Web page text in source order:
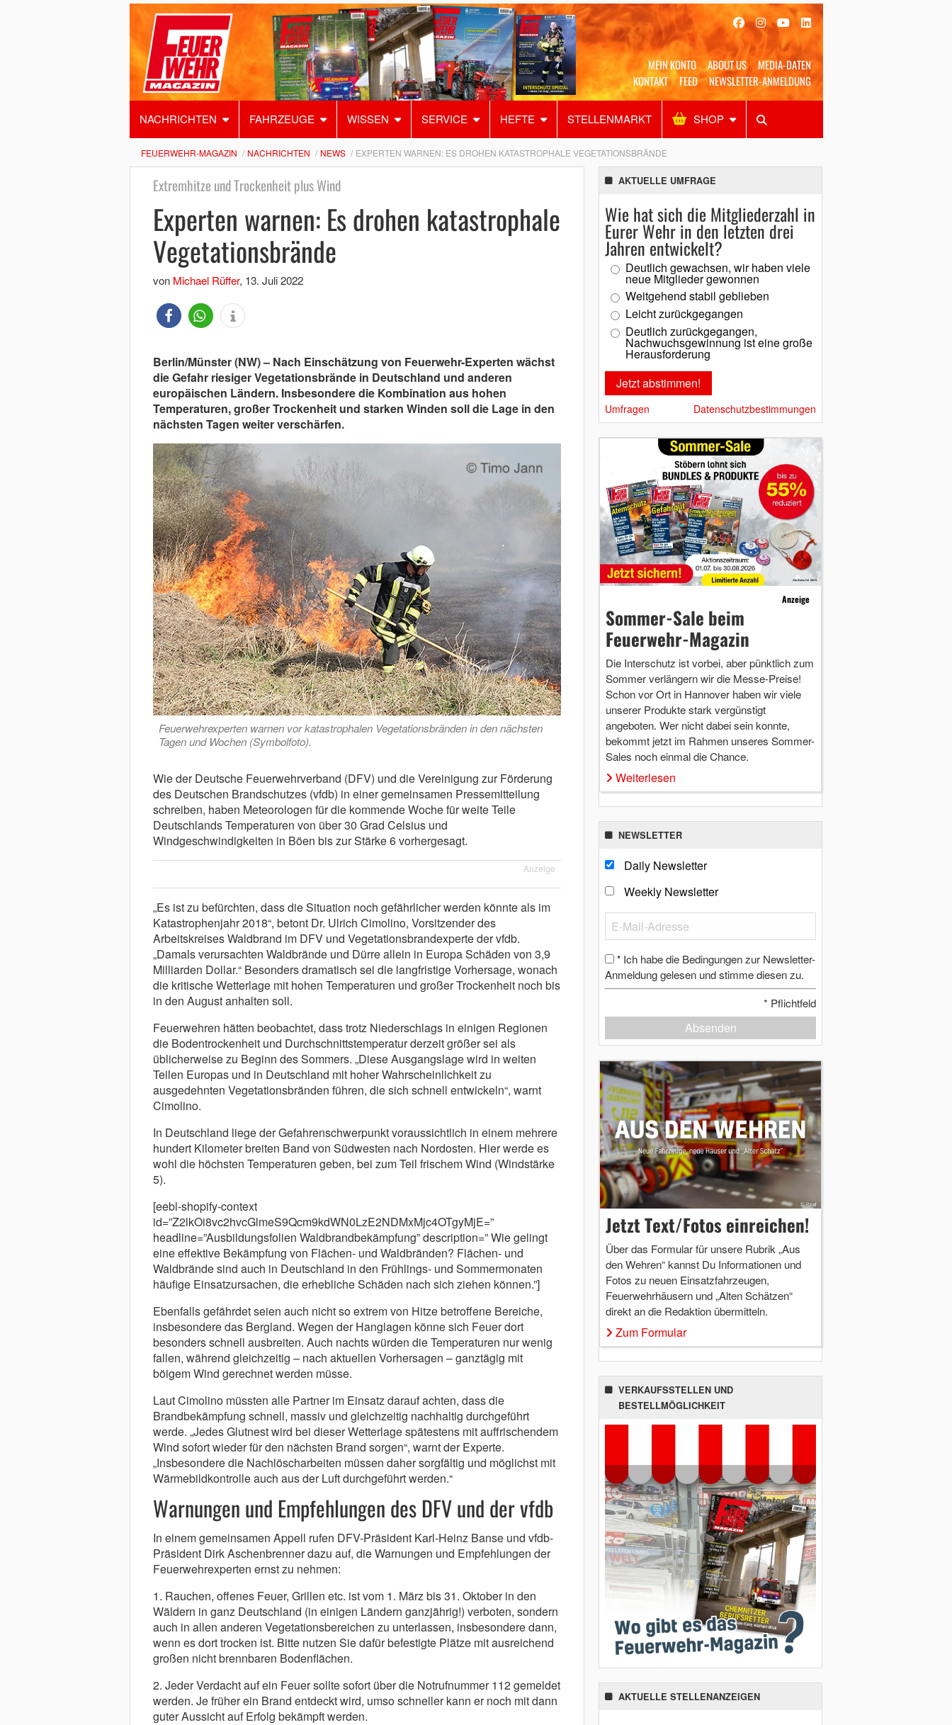
MEIN KONTO ABOUT US
MEDIA-DATEN
KONTAKT
FEED NEWSLETTER-ANMELDUNG
NACHRICHTEN FAHRZEUGE WISSEN SERVICE HEFTE STELLENMARKT SHOP
Alles Shop SUCHEN
FEUERWEHR-MAGAZIN NACHRICHTEN NEWS EXPERTEN WARNEN: ES DROHEN KATASTROPHALE VEGETATIONSBRÄNDE
Extremhitze und Trockenheit plus Wind
Experten warnen: Es drohen katastrophale
Vegetationsbrände
von Michael Rüffer, 13. Juli 2022
Berlin/Münster (NW) – Nach Einschätzung von Feuerwehr-Experten wächst
die Gefahr riesiger Vegetationsbrände in Deutschland und anderen
europäischen Ländern. Insbesondere die Kombination aus hohen
Temperaturen, großer Trockenheit und starken Winden soll die Lage in den
nächsten Tagen weiter verschärfen.
Feuerwehrexperten warnen vor katastrophalen Vegetationsbränden in den nächsten
Tagen und Wochen (Symbolfoto).
Wie der Deutsche Feuerwehrverband (DFV) und die Vereinigung zur Förderung
des Deutschen Brandschutzes (vfdb) in einer gemeinsamen Pressemitteilung
schreiben, haben Meteorologen für die kommende Woche für weite Teile
Deutschlands Temperaturen von über 30 Grad Celsius und
Windgeschwindigkeiten in Böen bis zur Stärke 6 vorhergesagt.
Anzeige
„Es ist zu befürchten, dass die Situation noch gefährlicher werden könnte als im
Katastrophenjahr 2018“, betont Dr. Ulrich Cimolino, Vorsitzender des
Arbeitskreises Waldbrand im DFV und Vegetationsbrandexperte der vfdb.
„Damals verursachten Waldbrände und Dürre allein in Europa Schäden von 3,9
Milliarden Dollar.“ Besonders dramatisch sei die langfristige Vorhersage, wonach
die kritische Wetterlage mit hohen Temperaturen und großer Trockenheit noch bis
in den August anhalten soll.
Feuerwehren hätten beobachtet, dass trotz Niederschlags in einigen Regionen
die Bodentrockenheit und Durchschnittstemperatur derzeit größer sei als
üblicherweise zu Beginn des Sommers. „Diese Ausgangslage wird in weiten
Teilen Europas und in Deutschland mit hoher Wahrscheinlichkeit zu
ausgedehnten Vegetationsbränden führen, die sich schnell entwickeln“, warnt
Cimolino.
In Deutschland liege der Gefahrenschwerpunkt voraussichtlich in einem mehrere
hundert Kilometer breiten Band von Südwesten nach Nordosten. Hier werde es
wohl die höchsten Temperaturen geben, bei zum Teil frischem Wind (Windstärke
5).
[eebl-shopify-context
id=”Z2lkOi8vc2hvcGlmeS9Qcm9kdWN0LzE2NDMxMjc4OTgyMjE=”
headline=”Ausbildungsfolien Waldbrandbekämpfung” description=” Wie gelingt
eine effektive Bekämpfung von Flächen- und Waldbränden? Flächen- und
Waldbrände sind auch in Deutschland in den Frühlings- und Sommermonaten
häufige Einsatzursachen, die erhebliche Schäden nach sich ziehen können.”]
Ebenfalls gefährdet seien auch nicht so extrem von Hitze betroffene Bereiche,
insbesondere das Bergland. Wegen der Hanglagen könne sich Feuer dort
besonders schnell ausbreiten. Auch nachts würden die Temperaturen nur wenig
fallen, während gleichzeitig – nach aktuellen Vorhersagen – ganztägig mit
böigem Wind gerechnet werden müsse.
Laut Cimolino müssten alle Partner im Einsatz darauf achten, dass die
Brandbekämpfung schnell, massiv und gleichzeitig nachhaltig durchgeführt
werde. „Jedes Glutnest wird bei dieser Wetterlage spätestens mit auffrischendem
Wind sofort wieder für den nächsten Brand sorgen“, warnt der Experte.
„Insbesondere die Nachlöscharbeiten müssen daher sorgfältig und möglichst mit
Wärmebildkontrolle auch aus der Luft durchgeführt werden.“
Warnungen und Empfehlungen des DFV und der vfdb
In einem gemeinsamen Appell rufen DFV-Präsident Karl-Heinz Banse und vfdb-
Präsident Dirk Aschenbrenner dazu auf, die Warnungen und Empfehlungen der
Feuerwehrexperten ernst zu nehmen:
1. Rauchen, offenes Feuer, Grillen etc. ist vom 1. März bis 31. Oktober in den
Wäldern in ganz Deutschland (in einigen Ländern ganzjährig!) verboten, sondern
auch in allen anderen Vegetationsbereichen zu unterlassen, insbesondere dann,
wenn es dort trocken ist. Bitte nutzen Sie dafür befestigte Plätze mit ausreichend
großen nicht brennbaren Bodenflächen.
2. Jeder Verdacht auf ein Feuer sollte sofort über die Notrufnummer 112 gemeldet
werden. Je früher ein Brand entdeckt wird, umso schneller kann er noch mit dann
guter Aussicht auf Erfolg bekämpft werden.
AKTUELLE UMFRAGE
Wie hat sich die Mitgliederzahl in
Eurer Wehr in den letzten drei
Jahren entwickelt?
Deutlich gewachsen, wir haben viele
neue Mitglieder gewonnen
Weitgehend stabil geblieben
Leicht zurückgegangen
Deutlich zurückgegangen,
Nachwuchsgewinnung ist eine große
Herausforderung
Umfragen Datenschutzbestimmungen
Anzeige
Sommer-Sale beim
Feuerwehr-Magazin
Die Interschutz ist vorbei, aber pünktlich zum
Sommer verlängern wir die Messe-Preise!
Schon vor Ort in Hannover haben wir viele
unserer Produkte stark vergünstigt
angeboten. Wer nicht dabei sein konnte,
bekommt jetzt im Rahmen unseres Sommer-
Sales noch einmal die Chance.
Weiterlesen
NEWSLETTER
Daily Newsletter
Weekly Newsletter
* Ich habe die Bedingungen zur Newsletter-
Anmeldung gelesen und stimme diesen zu.
* Pflichtfeld
Absenden
Jetzt Text/Fotos einreichen!
Über das Formular für unsere Rubrik „Aus
den Wehren“ kannst Du Informationen und
Fotos zu neuen Einsatzfahrzeugen,
Feuerwehrhäusern und „Alten Schätzen“
direkt an die Redaktion übermitteln.
Zum Formular
VERKAUFSSTELLEN UND
BESTELLMÖGLICHKEIT
AKTUELLE STELLENANZEIGEN